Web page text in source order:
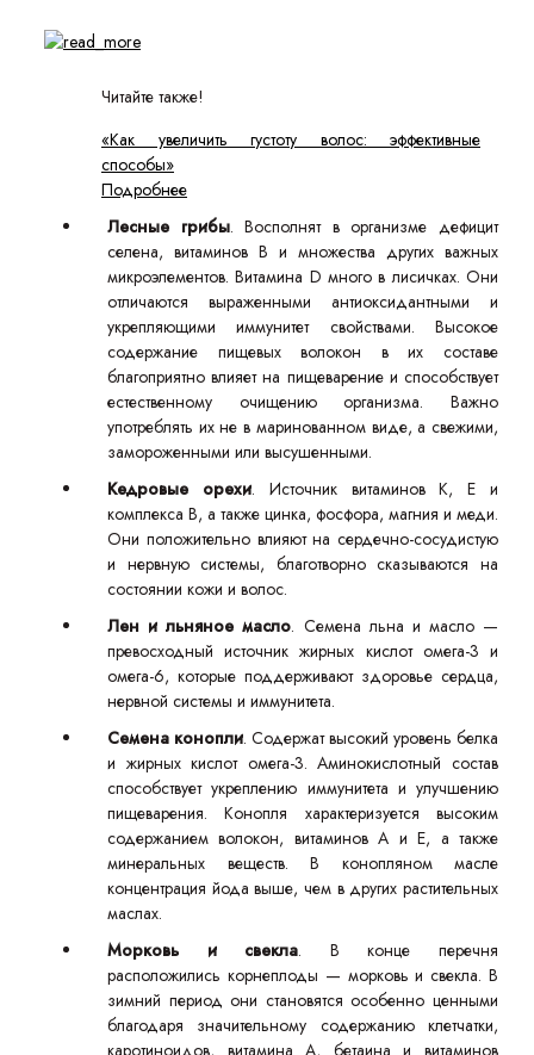
Читайте также!
«Как увеличить густоту волос: эффективные
способы»
Подробнее
Лесные грибы. Восполнят в организме дефицит
селена, витаминов B и множества других важных
микроэлементов. Витамина D много в лисичках. Они
отличаются выраженными антиоксидантными и
укрепляющими иммунитет свойствами. Высокое
содержание пищевых волокон в их составе
благоприятно влияет на пищеварение и способствует
естественному очищению организма. Важно
употреблять их не в маринованном виде, а свежими,
замороженными или высушенными.
Кедровые орехи. Источник витаминов K, E и
комплекса B, а также цинка, фосфора, магния и меди.
Они положительно влияют на сердечно-сосудистую
и нервную системы, благотворно сказываются на
состоянии кожи и волос.
Лен и льняное масло. Семена льна и масло —
превосходный источник жирных кислот омега-3 и
омега-6, которые поддерживают здоровье сердца,
нервной системы и иммунитета.
Семена конопли. Содержат высокий уровень белка
и жирных кислот омега-3. Аминокислотный состав
способствует укреплению иммунитета и улучшению
пищеварения. Конопля характеризуется высоким
содержанием волокон, витаминов А и Е, а также
минеральных веществ. В конопляном масле
концентрация йода выше, чем в других растительных
маслах.
Морковь и свекла. В конце перечня
расположились корнеплоды — морковь и свекла. В
зимний период они становятся особенно ценными
благодаря значительному содержанию клетчатки,
каротиноидов, витамина A, бетаина и витаминов